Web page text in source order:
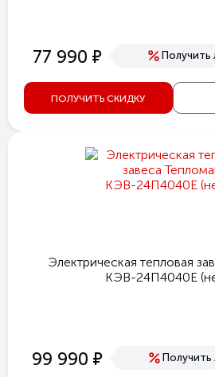
77 990 е Получить
ПОЛУЧИТЬ СКИДКУ
Электрическая тепловая
КЭВ-24П4040E
99 990 е